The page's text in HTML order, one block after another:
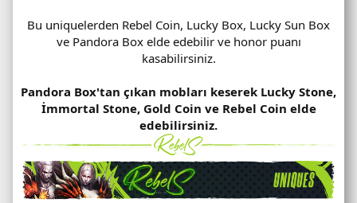
Bu uniquelerden Rebel Coin, Lucky Box, Lucky Sun Box
ve Pandora Box elde edebilir ve honor puanı
kasabilirsiniz.
Pandora Box'tan çıkan mobları keserek Lucky Stone,
İmmortal Stone, Gold Coin ve Rebel Coin elde
edebilirsiniz.